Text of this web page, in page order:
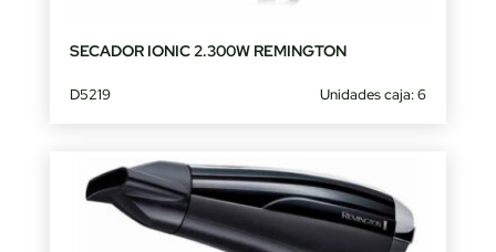
SECADOR IONIC 2.300W REMINGTON
D5219 Unidades caja: 6